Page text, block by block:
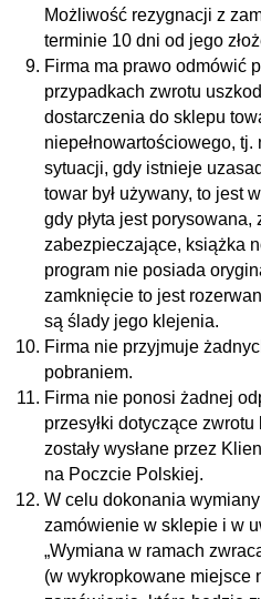
Możliwość rezygnacji z
terminie 10 dni od jego
Firma ma prawo odmówić
przypadkach zwrotu
dostarczenia do sklepu
niepełnowartościowego,
sytuacji, gdy istnieje
towar był używany, to jest
gdy płyta jest
zabezpieczające, książka
program nie posiada
zamknięcie to jest
są ślady jego klejenia.
Firma nie przyjmuje
pobraniem.
Firma nie ponosi żadnej
przesyłki dotyczące
zostały wysłane przez
na Poczcie Polskiej.
W celu dokonania
zamówienie w sklepie i w
„Wymiana w ramach
(w wykropkowane miejsce